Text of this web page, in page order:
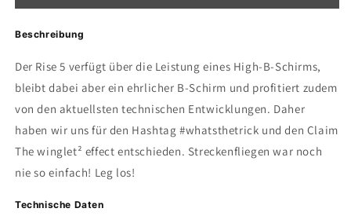
Beschreibung
Der Rise 5 verfügt über die Leistung eines High-B-Schirms,
bleibt dabei aber ein ehrlicher B-Schirm und profitiert zudem
von den aktuellsten technischen Entwicklungen. Daher
haben wir uns für den Hashtag #whatsthetrick und den Claim
The winglet² effect entschieden. Streckenfliegen war noch
nie so einfach! Leg los!
Technische Daten